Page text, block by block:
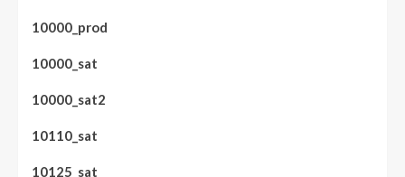
10000_prod
10000_sat
10000_sat2
10110_sat
10125_sat